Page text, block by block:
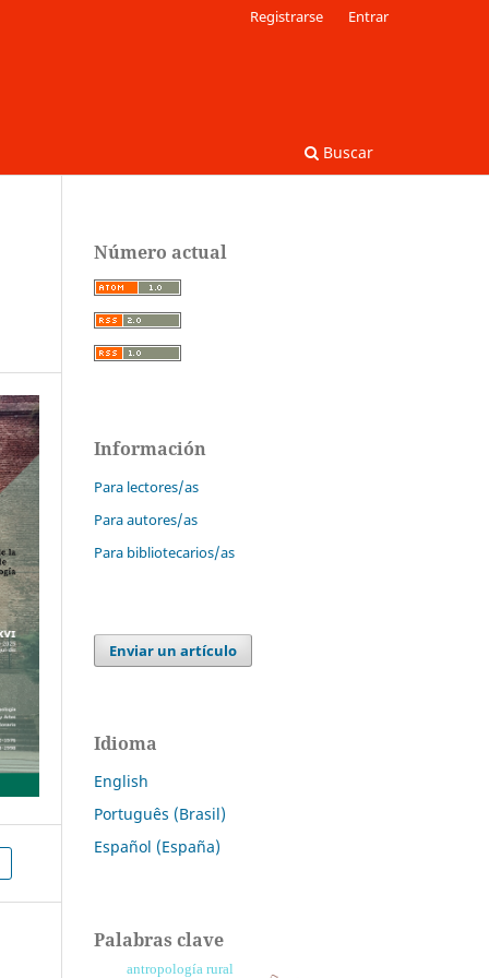
Buscar
Registrarse Entrar
Número actual
Información
Para lectores/as
Para autores/as
Para bibliotecarios/as
Enviar un artículo
Idioma
English
Português (Brasil)
Español (España)
Palabras clave
antropología rural